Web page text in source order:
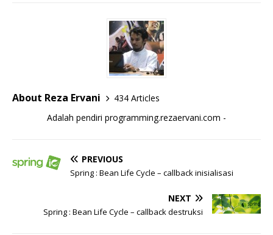
About Reza Ervani
434 Articles
Adalah pendiri programming.rezaervani.com -
PREVIOUS
Spring : Bean Life Cycle – callback inisialisasi
NEXT
Spring : Bean Life Cycle – callback destruksi